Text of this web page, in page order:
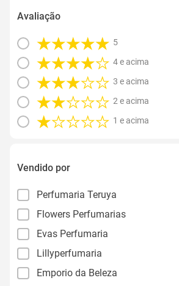
Avaliação
5
4 e acima
3 e acima
2 e acima
1 e acima
Vendido por
Perfumaria Teruya
Flowers Perfumarias
Evas Perfumaria
Lillyperfumaria
Emporio da Beleza